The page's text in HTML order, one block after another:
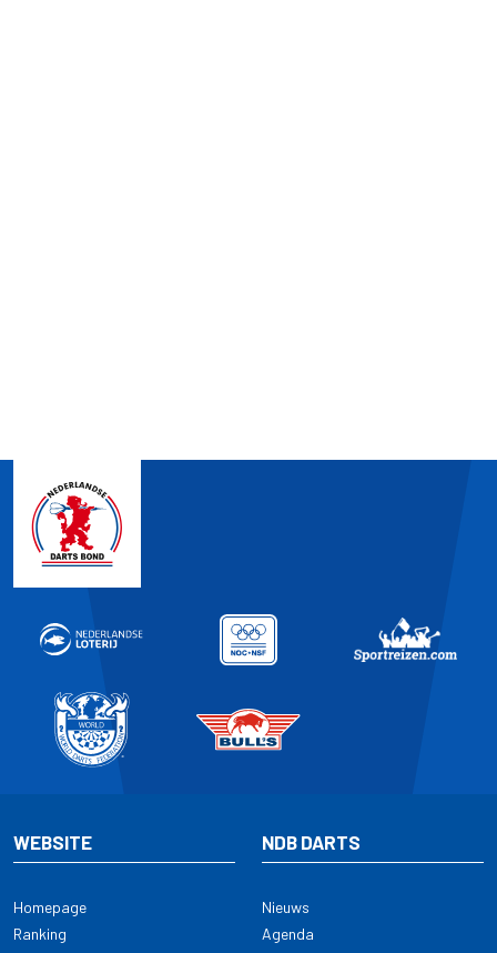
WEBSITE
Homepage
Ranking
NDB DARTS
Nieuws
Agenda